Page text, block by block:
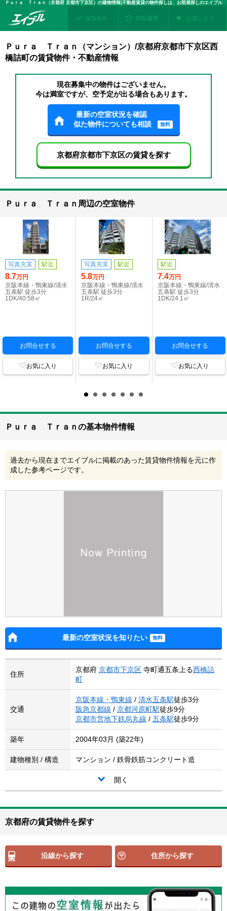
Ｐｕｒａ Ｔｒａｎ（京都府 京都市下京区）の建物情報|不動産賃貸の物件探しは、お部屋探しのエイブル
保存条件 閲覧履歴 お気に入り
Ｐｕｒａ Ｔｒａｎ（マンション）/京都府京都市下京区西
橋詰町の賃貸物件・不動産情報
現在募集中の物件はございません。
今は満室ですが、空予定が出る場合もあります。
最新の空室状況を確認
似た物件についても相談
無料
京都府京都市下京区の賃貸を探す
Ｐｕｒａ Ｔｒａｎ周辺の空室物件
写真充実 駅近
8.7万円
京阪本線・鴨東線/清水
五条駅 徒歩3分
1DK/40.58㎡
お問合せする
お気に入り
写真充実 駅近
5.8万円
京阪本線・鴨東線/清水
五条駅 徒歩3分
1R/24㎡
お問合せする
お気に入り
駅近
7.4万円
京阪本線・鴨東線/清水
五条駅 徒歩3分
1DK/24.1㎡
お問合せする
お気に入り
Ｐｕｒａ Ｔｒａｎの基本物件情報
過去から現在までエイブルに掲載のあった賃貸物件情報を元に作
成した参考ページです。
最新の空室状況を知りたい
住所
京都府 京都市下京区 寺町通五条上る西橋詰
町
交通
京阪本線・鴨東線 / 清水五条駅徒歩3分
阪急京都線 / 京都河原町駅徒歩9分
京都市営地下鉄烏丸線 / 五条駅徒歩9分
築年 2004年03月 (築22年)
建物種別 / 構造 マンション / 鉄骨鉄筋コンクリート造
開く
京都府の賃貸物件を探す
沿線から探す 住所から探す